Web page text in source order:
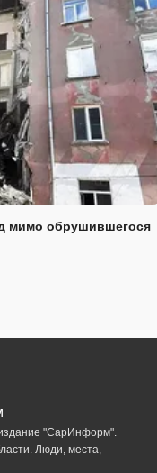
мимо обрушившегося
"СарИнформ".
Люди, места,